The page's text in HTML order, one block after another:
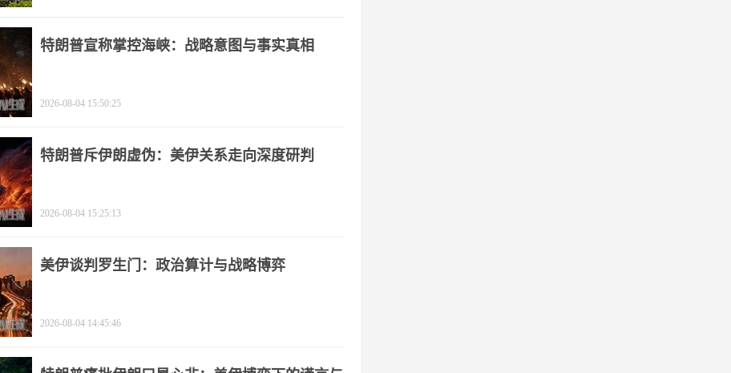
特朗普宣称掌控海峡：战略意图与事实真相
2026-08-04 15:50:25
特朗普斥伊朗虚伪：美伊关系走向深度研判
2026-08-04 15:25:13
美伊谈判罗生门：政治算计与战略博弈
2026-08-04 14:45:46